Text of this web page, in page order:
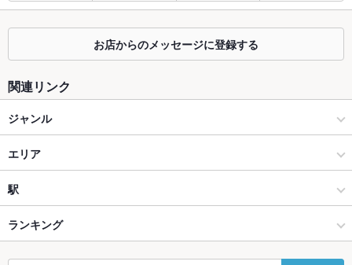
最大宴会収
－
座敷
掘りごたつ
カウンター
貸切 貸切不可
お店からのメッセージに登録する
関連リンク
ジャンル
カフェ・スイーツ
スイーツ
天神・西中洲・春吉 × カフェ・スイーツ
天神・西中洲・春吉 × スイーツ
エリア
天神
天神 × カフェ・スイーツ
天神 × スイーツ
駅
天神駅
天神南駅
ランキング
福岡のグルメランキング